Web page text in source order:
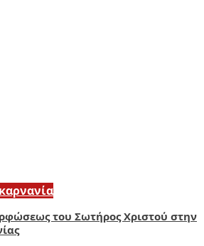
του Σωτήρος Χριστού στην